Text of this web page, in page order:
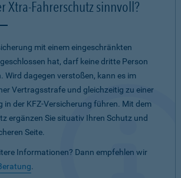
Xtra-Fahrerschutz sinnvoll?
mit einem eingeschränkten
hat, darf keine dritte Person
Wird dagegen verstoßen, kann es im
Vertragsstrafe und gleichzeitig zu einer
in der KFZ-Versicherung führen. Mit dem
ergänzen Sie situativ Ihren Schutz und
Seite.
Informationen? Dann empfehlen wir
.